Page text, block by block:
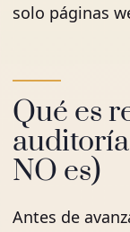
solo páginas
Qué es
NO es)
Antes de